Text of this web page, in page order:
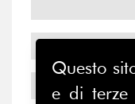
Questo
e di terze